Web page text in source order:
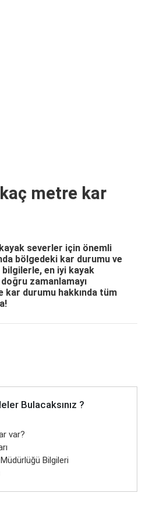
metre kar
severler için önemli
bölgedeki kar durumu ve
bilgilerle, en iyi kayak
zamanlamayı
durumu hakkında tüm
Bulacaksınız ?
var?
Bilgileri